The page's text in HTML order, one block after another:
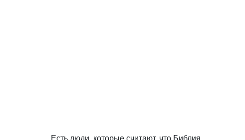
Есть люди, которые считают, что Библия